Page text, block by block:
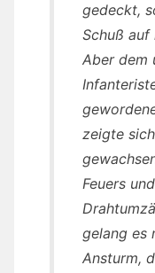
gedeckt,
Schuß auf
Aber dem
zeigte
Feuers
gelang es
Ansturm,